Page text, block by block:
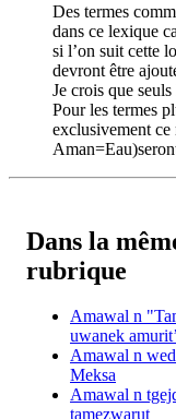
Des termes
dans ce lexique
si l’on suit cette
devront être
Je crois que
Pour les termes
exclusivement
Dans la
rubrique
Amawal n
uwanek
Amawal n
Meksa
Amawal n
tamezwarut